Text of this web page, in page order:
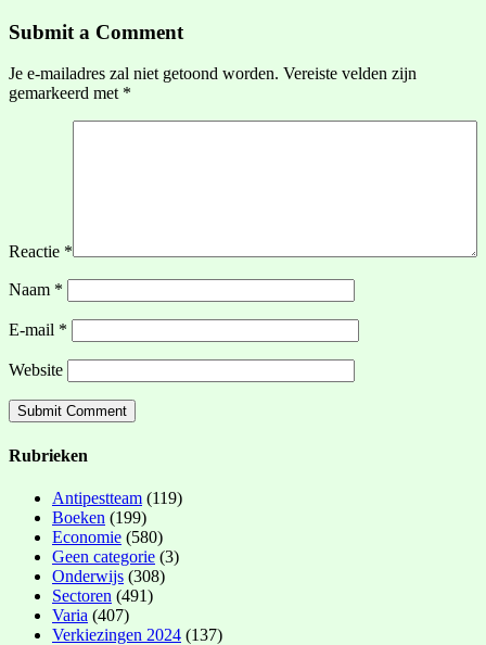
Submit a Comment
Je e-mailadres zal niet getoond worden. Vereiste velden zijn
gemarkeerd met *
Reactie *
Naam *
E-mail *
Website
Rubrieken
Antipestteam (119)
Boeken (199)
Economie (580)
Geen categorie (3)
Onderwijs (308)
Sectoren (491)
Varia (407)
Verkiezingen 2024 (137)